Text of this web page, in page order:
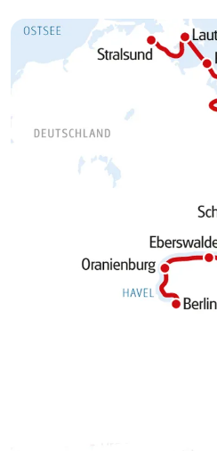
entlang – bis
Stadt, im
älteste
Deutschlands.
das Ruppiner